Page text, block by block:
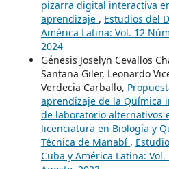
pizarra digital interactiva
aprendizaje , Estudios del
América Latina: Vol. 12
2024
Génesis Joselyn Cevallos
Santana Giler, Leonardo
Verdecia Carballo,
aprendizaje de la Química
de laboratorio alternativos
licenciatura en Biología y
Técnica de Manabí ,
Cuba y América Latina: